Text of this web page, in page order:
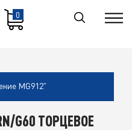
0
MG912"
G60 ТОРЦЕВОЕ